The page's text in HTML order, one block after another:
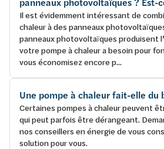
Il est évidemment intéressant de
chaleur à des panneaux
panneaux photovoltaïques produisent
votre pompe à chaleur a besoin pour
vous économisez encore p...
Une pompe à chaleur fait-elle du
Certaines pompes à chaleur peuvent
qui peut parfois être dérangeant.
nos conseillers en énergie de vous
solution pour vous.